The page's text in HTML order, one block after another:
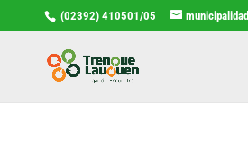
(02392) 410501/05